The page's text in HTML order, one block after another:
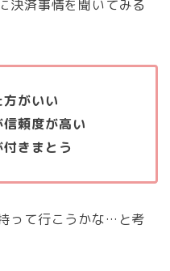
決済事情を聞いてみる
がいい
頼度が高い
きまとう
って行こうかな…と考